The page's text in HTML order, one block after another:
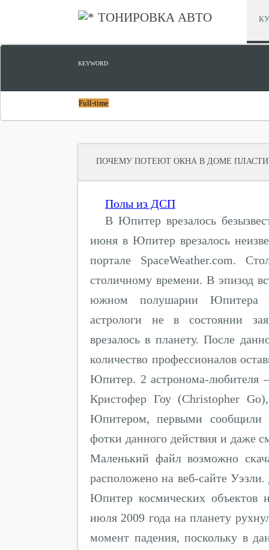
ТОНИРОВКА АВТО
KEYWORD
Full-time
ПОЧЕМУ ПОТЕЮТ ОКНА В ДОМЕ
Полы из ДСП
В Юпитер врезалось
июня в Юпитер врезалось
портале SpaceWeather.com.
столичному времени. В эпизод
южном полушарии Юпитера
астрологи не в состоянии
врезалось в планету. После
количество профессионалов
Юпитер. 2 астронома-
Кристофер Гоу (Christopher
Юпитером, первыми сообщили
фотки данного действия и даже
Маленький файл возможно
расположено на веб-сайте
Юпитер космических
июля 2009 года на планету
момент падения, поскольку в